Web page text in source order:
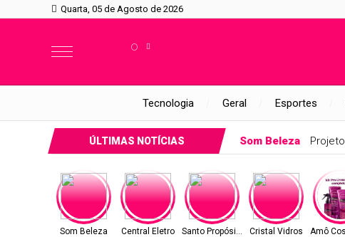
Quarta, 05 de Agosto de 2026
°
Tecnologia Geral Esportes
ÚLTIMAS NOTÍCIAS Som Beleza
Som Beleza Central Eletro Santo Propósito Cristal Vidros Amô